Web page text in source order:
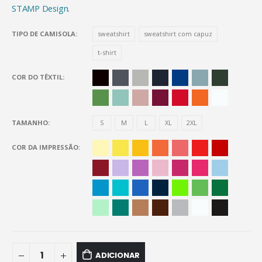
STAMP Design.
TIPO DE CAMISOLA sweatshirt sweatshirt com capuz
t-shirt
COR DO TÊXTIL
TAMANHO S M L XL 2XL
COR DA IMPRESSÃO
ADICIONAR